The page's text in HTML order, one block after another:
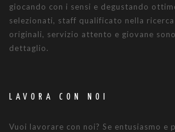
giocando con i sensi e degustando
selezionati, staff qualificato nella
originali, servizio attento e giovane
dettaglio.
LAVORA CON NOI
Vuoi lavorare con noi? Se entusiasmo e